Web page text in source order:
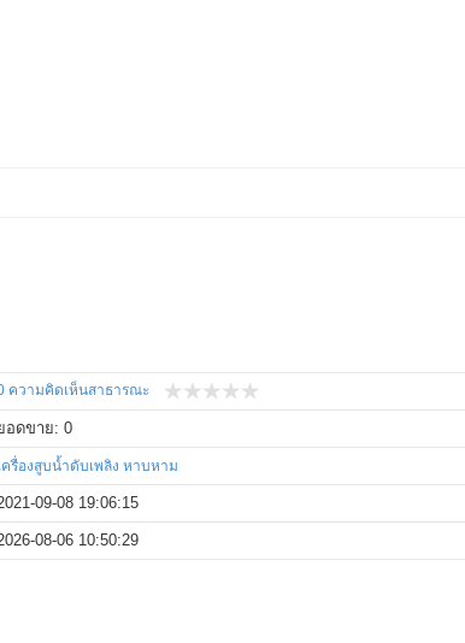
ความคิดเห็นสาธารณะ
อดขาย: 0
ครื่องสูบน้ำดับเพลิง หาบหาม
09-08 19:06:15
08-06 10:50:29